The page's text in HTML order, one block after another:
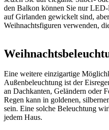
den Balkon können Sie nur
auf Girlanden gewickelt sind,
Weihnachtsfiguren verwenden,
Eine weitere einzigartige
Außenbeleuchtung ist der
an Dachkanten, Geländern oder
Regen kann in goldenen,
sein. Eine solche Beleuchtung
jedem Haus.